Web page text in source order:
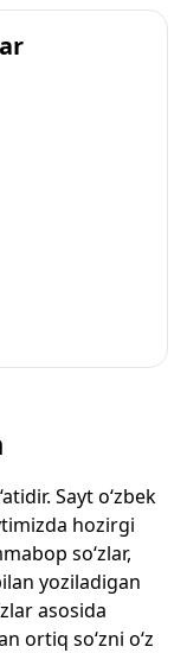
Sayt o‘zbek
hozirgi
so‘zlar,
yoziladigan
asosida
ortiq so‘zni o‘z